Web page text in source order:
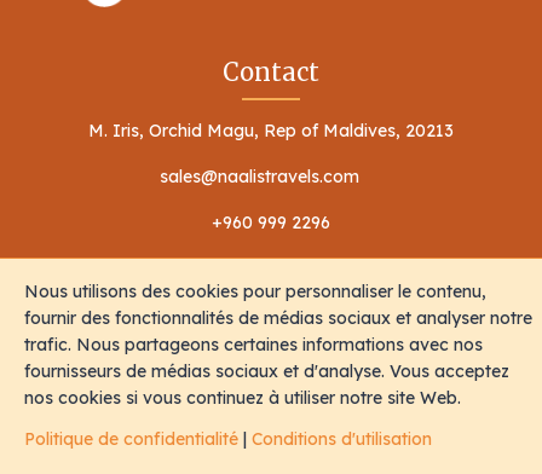
Contact
M. Iris, Orchid Magu, Rep of Maldives, 20213
sales@naalistravels.com
+960 999 2296
Conditions d'utilisation Politique de confidentialité
Nous utilisons des cookies pour personnaliser le contenu,
fournir des fonctionnalités de médias sociaux et analyser notre
trafic. Nous partageons certaines informations avec nos
fournisseurs de médias sociaux et d'analyse. Vous acceptez
nos cookies si vous continuez à utiliser notre site Web.
Politique de confidentialité | Conditions d'utilisation